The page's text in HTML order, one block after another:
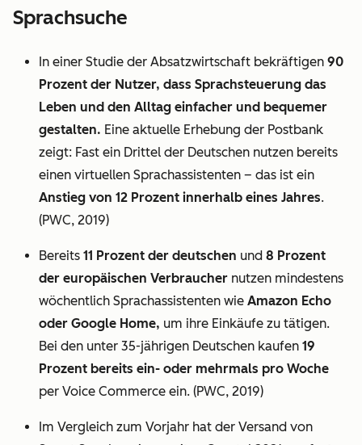
Sprachsuche
In einer Studie der Absatzwirtschaft bekräftigen 90
Prozent der Nutzer, dass Sprachsteuerung das
Leben und den Alltag einfacher und bequemer
gestalten. Eine aktuelle Erhebung der Postbank
zeigt: Fast ein Drittel der Deutschen nutzen bereits
einen virtuellen Sprachassistenten – das ist ein
Anstieg von 12 Prozent innerhalb eines Jahres.
(PWC, 2019)
Bereits 11 Prozent der deutschen und 8 Prozent
der europäischen Verbraucher nutzen mindestens
wöchentlich Sprachassistenten wie Amazon Echo
oder Google Home, um ihre Einkäufe zu tätigen.
Bei den unter 35-jährigen Deutschen kaufen 19
Prozent bereits ein- oder mehrmals pro Woche
per Voice Commerce ein. (PWC, 2019)
Im Vergleich zum Vorjahr hat der Versand von